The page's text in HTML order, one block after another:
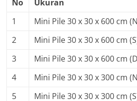
No Ukuran
1
Mini Pile 30 x 30 x 600 cm
2
Mini Pile 30 x 30 x 600 cm
3
Mini Pile 30 x 30 x 600 cm
4
Mini Pile 30 x 30 x 300 cm
5
Mini Pile 30 x 30 x 300 cm